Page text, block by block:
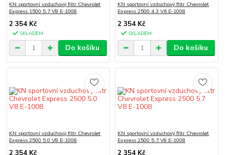
KN sportovní vzduchový filtr Chevrolet
Express 1500 5.7 V8 E-1008
2 354 Kč
SKLADEM
Do košíku
KN sportovní vzduchový filtr Chevrolet
Express 2500 4.3 V6 E-1008
2 354 Kč
SKLADEM
Do košíku
KN sportovní vzduchový filtr Chevrolet
Express 2500 5.0 V8 E-1008
2 354 Kč
KN sportovní vzduchový filtr Chevrolet
Express 2500 5.7 V8 E-1008
2 354 Kč